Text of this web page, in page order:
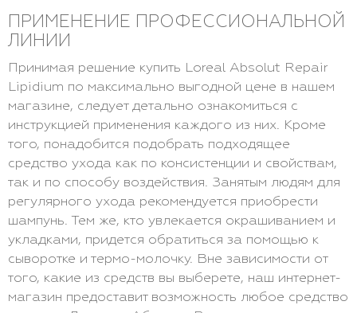
ПРИМЕНЕНИЕ ПРОФЕССИОНАЛЬНОЙ
ЛИНИИ
Принимая решение купить Loreal Absolut Repair
Lipidium по максимально выгодной цене в нашем
магазине, следует детально ознакомиться с
инструкцией применения каждого из них. Кроме
того, понадобится подобрать подходящее
средство ухода как по консистенции и свойствам,
так и по способу воздействия. Занятым людям для
регулярного ухода рекомендуется приобрести
шампунь. Тем же, кто увлекается окрашиванием и
укладками, придется обратиться за помощью к
сыворотке и термо-молочку. Вне зависимости от
того, какие из средств вы выберете, наш интернет-
магазин предоставит возможность любое средство